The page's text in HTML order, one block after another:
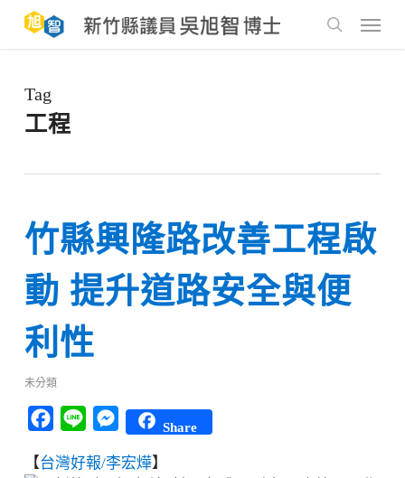
main
Menu
Tag
工程
竹縣興隆路改善工程啟
動 提升道路安全與便
利性
未分類
Facebook
Line Messenger
Share
【台灣好報/李宏燁】